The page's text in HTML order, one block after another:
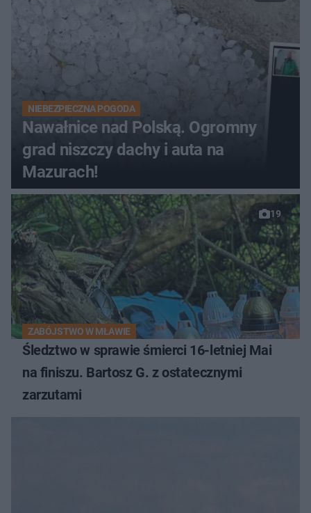
NIEBEZPIECZNA POGODA
Nawałnice nad Polską. Ogromny
grad niszczy dachy i auta na
Mazurach!
19
ZABÓJSTWO W MŁAWIE
Śledztwo w sprawie śmierci 16-letniej Mai
na finiszu. Bartosz G. z ostatecznymi
zarzutami